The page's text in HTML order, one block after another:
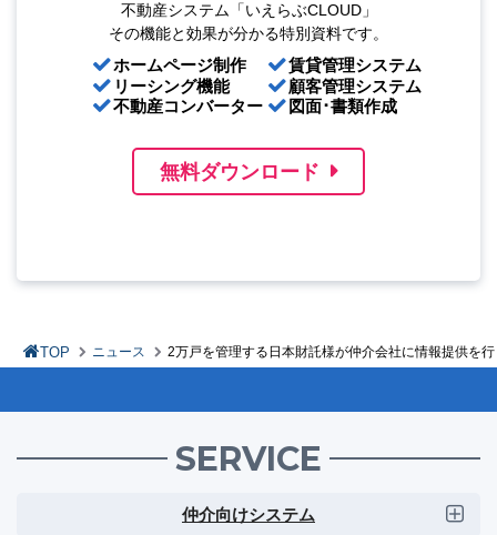
不動産システム「いえらぶCLOUD」
その機能と効果が分かる特別資料です。
ホームページ制作
リーシング機能
不動産コンバーター
賃貸管理システム
顧客管理システム
図面･書類作成
無料ダウンロード
TOP ニュース 2万戸を管理する日本財託様が仲介会社に情報提供を
SERVICE
仲介向けシステム